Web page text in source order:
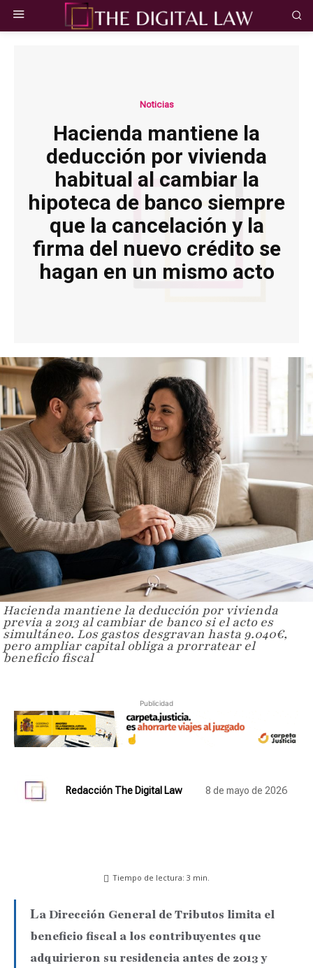
Noticias
Hacienda mantiene la
deducción por vivienda
habitual al cambiar la
hipoteca de banco siempre
que la cancelación y la
firma del nuevo crédito se
hagan en un mismo acto
Hacienda mantiene la deducción por vivienda
previa a 2013 al cambiar de banco si el acto es
simultáneo. Los gastos desgravan hasta 9.040€,
pero ampliar capital obliga a prorratear el
beneficio fiscal
Publicidad
Redacción The Digital Law 8 de mayo de 2026
Tiempo de lectura: 3 min.
La Dirección General de Tributos limita el
beneficio fiscal a los contribuyentes que
adquirieron su residencia antes de 2013 y